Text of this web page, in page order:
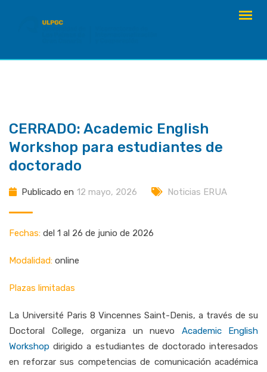
CERRADO: Academic English
Workshop para estudiantes de
doctorado
Publicado en 12 mayo, 2026 Noticias ERUA
Fechas: del 1 al 26 de junio de 2026
Modalidad: online
Plazas limitadas
La Université Paris 8 Vincennes Saint-Denis, a través de su
Doctoral College, organiza un nuevo Academic English
Workshop dirigido a estudiantes de doctorado interesados
en reforzar sus competencias de comunicación académica